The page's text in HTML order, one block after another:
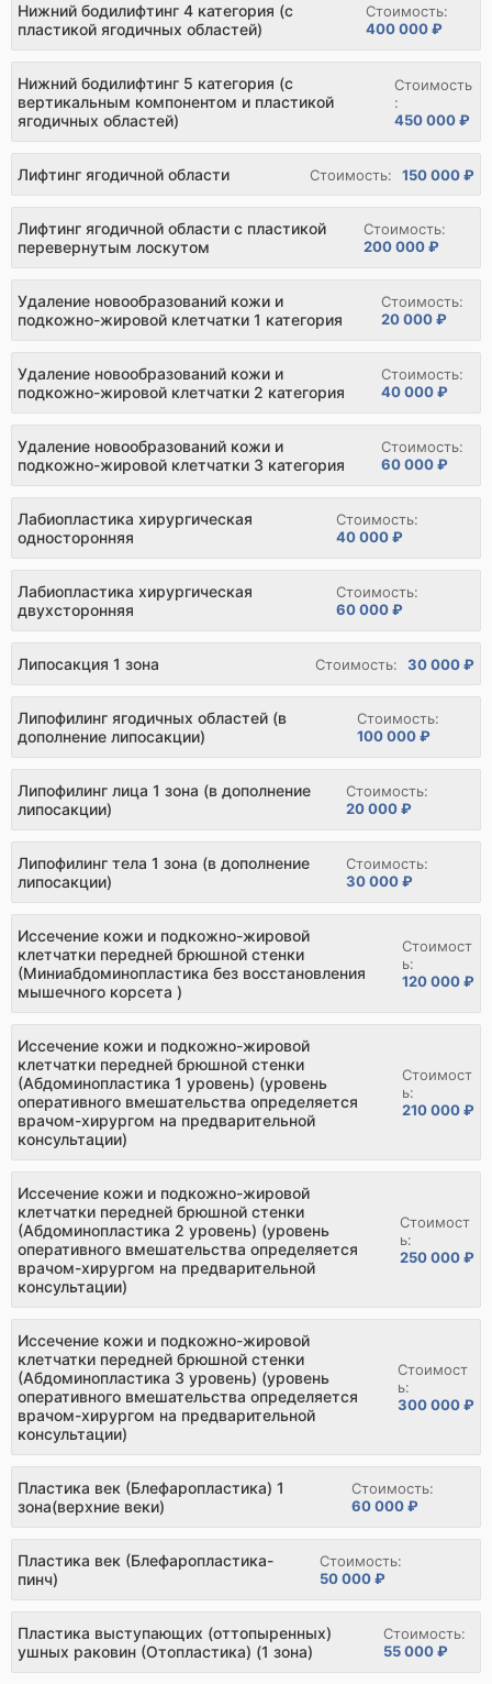
Нижний бодилифтинг 4 категория (с
пластикой ягодичных областей)
Стоимость:
400 000 ₽
Нижний бодилифтинг 5 категория (с
вертикальным компонентом и пластикой
ягодичных областей)
Стоимость
:
450 000 ₽
Лифтинг ягодичной области Стоимость: 150 000 ₽
Лифтинг ягодичной области с пластикой
перевернутым лоскутом
Стоимость:
200 000 ₽
Удаление новообразований кожи и
подкожно-жировой клетчатки 1 категория
Стоимость:
20 000 ₽
Удаление новообразований кожи и
подкожно-жировой клетчатки 2 категория
Стоимость:
40 000 ₽
Удаление новообразований кожи и
подкожно-жировой клетчатки 3 категория
Стоимость:
60 000 ₽
Лабиопластика хирургическая
односторонняя
Стоимость:
40 000 ₽
Лабиопластика хирургическая
двухсторонняя
Стоимость:
60 000 ₽
Липосакция 1 зона Стоимость: 30 000 ₽
Липофилинг ягодичных областей (в
дополнение липосакции)
Стоимость:
100 000 ₽
Липофилинг лица 1 зона (в дополнение
липосакции)
Стоимость:
20 000 ₽
Липофилинг тела 1 зона (в дополнение
липосакции)
Стоимость:
30 000 ₽
Иссечение кожи и подкожно-жировой
клетчатки передней брюшной стенки
(Миниабдоминопластика без восстановления
мышечного корсета )
Стоимост
ь:
120 000 ₽
Иссечение кожи и подкожно-жировой
клетчатки передней брюшной стенки
(Абдоминопластика 1 уровень) (уровень
оперативного вмешательства определяется
врачом-хирургом на предварительной
консультации)
Стоимост
ь:
210 000 ₽
Иссечение кожи и подкожно-жировой
клетчатки передней брюшной стенки
(Абдоминопластика 2 уровень) (уровень
оперативного вмешательства определяется
врачом-хирургом на предварительной
консультации)
Стоимост
ь:
250 000 ₽
Иссечение кожи и подкожно-жировой
клетчатки передней брюшной стенки
(Абдоминопластика 3 уровень) (уровень
оперативного вмешательства определяется
врачом-хирургом на предварительной
консультации)
Стоимост
ь:
300 000 ₽
Пластика век (Блефаропластика) 1
зона(верхние веки)
Стоимость:
60 000 ₽
Пластика век (Блефаропластика-
пинч)
Стоимость:
50 000 ₽
Пластика выступающих (оттопыренных)
ушных раковин (Отопластика) (1 зона)
Стоимость:
55 000 ₽